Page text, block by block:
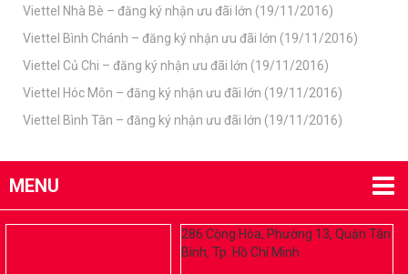
Viettel Nhà Bè – đăng ký nhận ưu đãi lớn (19/11/2016)
Viettel Bình Chánh – đăng ký nhận ưu đãi lớn (19/11/2016)
Viettel Củ Chi – đăng ký nhận ưu đãi lớn (19/11/2016)
Viettel Hóc Môn – đăng ký nhận ưu đãi lớn (19/11/2016)
Viettel Bình Tân – đăng ký nhận ưu đãi lớn (19/11/2016)
MENU
286 Cộng Hòa, Phường 13, Quận Tân
Bình, Tp. Hồ Chí Minh